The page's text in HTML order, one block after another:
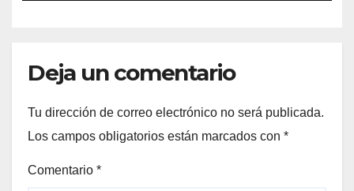
Deja un comentario
Tu dirección de correo electrónico no será publicada.
Los campos obligatorios están marcados con *
Comentario *